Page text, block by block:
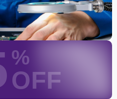
%
OFF